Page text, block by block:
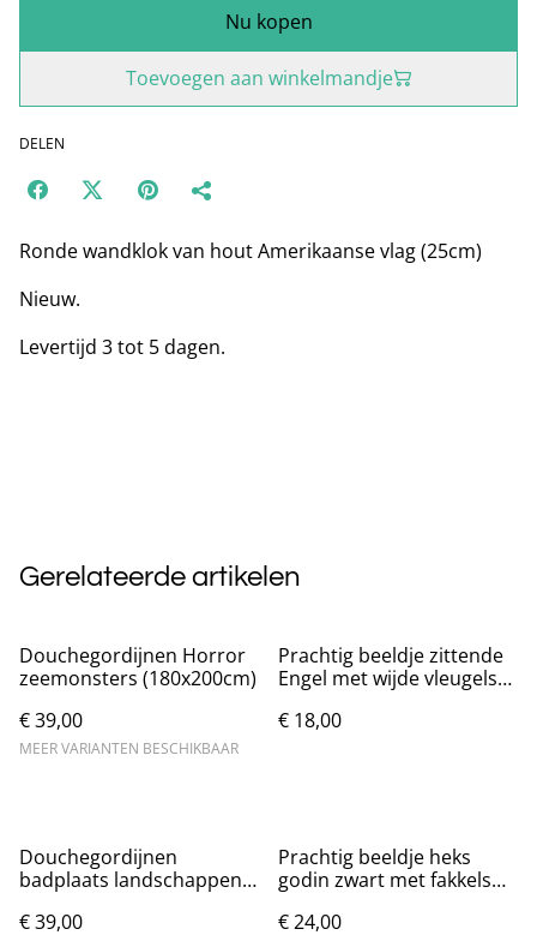
Nu kopen
Toevoegen aan winkelmandje
DELEN
Ronde wandklok van hout Amerikaanse vlag (25cm)
Nieuw.
Levertijd 3 tot 5 dagen.
Gerelateerde artikelen
Douchegordijnen Horror
zeemonsters (180x200cm)
€ 39,00
MEER VARIANTEN BESCHIKBAAR
Prachtig beeldje zittende
Engel met wijde vleugels
€ 18,00
Douchegordijnen
badplaats landschappen
€ 39,00
Prachtig beeldje heks
godin zwart met fakkels
€ 24,00